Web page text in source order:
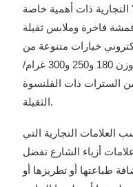
ذات أهمية خاصة
فاخرة وملابس ثقيلة
خيارات متنوعة من
التيشيرتات، بما في ذلك تيشيرتات بوزن 180 و250 و300 غرام/
السترات ذات القلنسوة
الثقيلة.
العلامات التجارية التي
أزياء الشارع تفضل
طباعتها أو تطريزها أو